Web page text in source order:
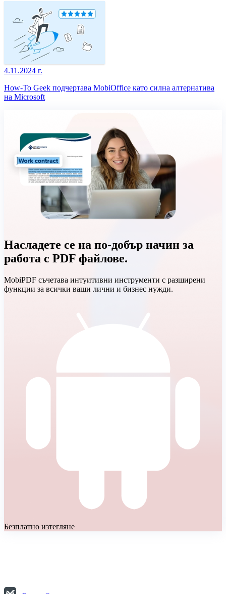
4.11.2024 г.
How-To Geek подчертава MobiOffice като силна алтернатива
на Microsoft
Насладете се на по-добър начин за
работа с PDF файлове.
MobiPDF съчетава интуитивни инструменти с разширени
функции за всички ваши лични и бизнес нужди.
Безплатно изтегляне